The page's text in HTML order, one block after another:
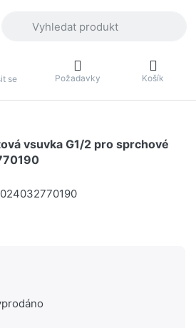
se Požadavky Košík
vsuvka G1/2 pro sprchové